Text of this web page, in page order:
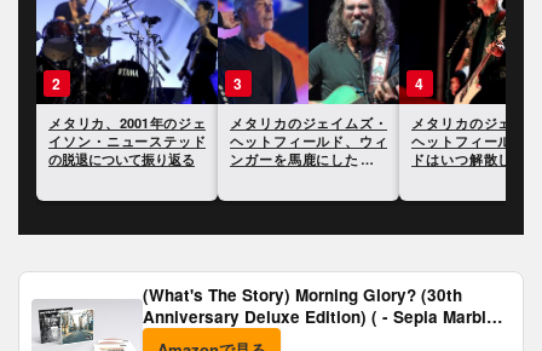
テッド
3
メタリカのジェイムズ・
ヘットフィールド、ウィ
ンガーを馬鹿にしたこと
メタリカのジェイムズ・
ヘットフィールド、バン
ドはいつ解散してもおか
5
メタリカのラ
リッヒ、タト
ていない理由に
(What's The Story) Morning Glory? (30th
Anniversary Deluxe Edition) ( - Sepia Marble
Vinyl) [Analog]